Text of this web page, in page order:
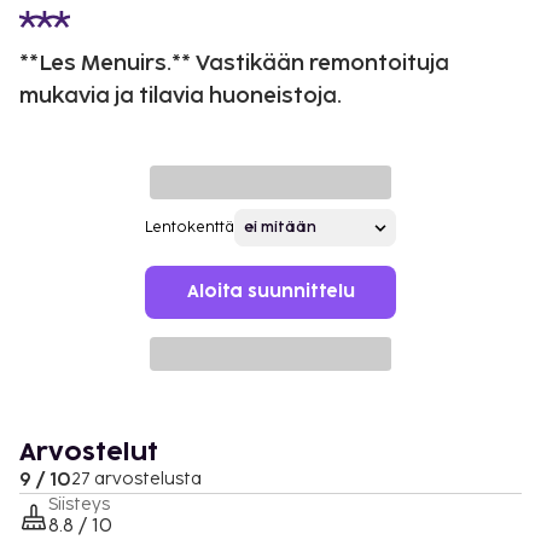
**Les Menuirs.** Vastikään remontoituja
mukavia ja tilavia huoneistoja.
Lentokenttä
Aloita suunnittelu
Arvostelut
9 / 1027 arvostelusta
Siisteys
8.8 / 10